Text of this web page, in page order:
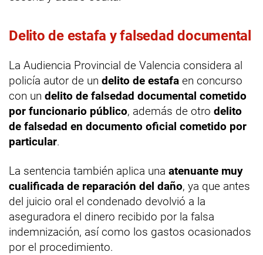
Delito de estafa y falsedad documental
La Audiencia Provincial de Valencia considera al
policía autor de un delito de estafa en concurso
con un delito de falsedad documental cometido
por funcionario público, además de otro delito
de falsedad en documento oficial cometido por
particular.
La sentencia también aplica una atenuante muy
cualificada de reparación del daño, ya que antes
del juicio oral el condenado devolvió a la
aseguradora el dinero recibido por la falsa
indemnización, así como los gastos ocasionados
por el procedimiento.